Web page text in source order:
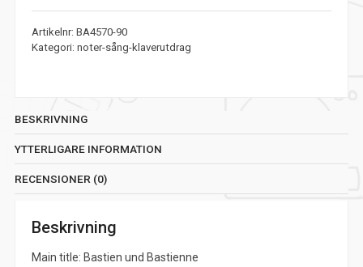
Artikelnr: BA4570-90
Kategori: noter-sång-klaverutdrag
BESKRIVNING
YTTERLIGARE INFORMATION
RECENSIONER (0)
Beskrivning
Main title: Bastien und Bastienne